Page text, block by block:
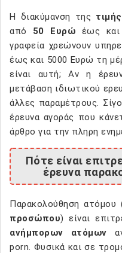
Η διακύμανση της
από 50 Ευρώ έως και
γραφεία χρεώνουν
έως και 5000 Ευρώ τη
είναι αυτή; Αν η
μετάβαση ιδιωτικού
άλλες παραμέτρους.
έρευνα αγοράς που
άρθρο για την πληρη
Πότε είναι
έρευνα
Παρακολούθηση ατόμου
προσώπου) είναι
ανήμπορων ατόμων
porn. Φυσικά και σε